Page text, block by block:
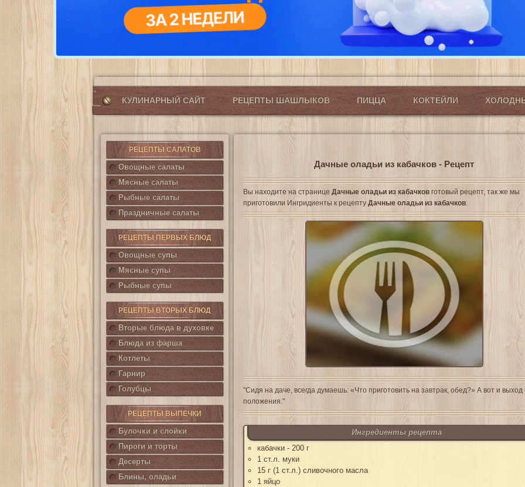
КУЛИНАРНЫЙ САЙТ РЕЦЕПТЫ ШАШЛЫКОВ ПИЦЦА КОКТЕЙЛИ
РЕЦЕПТЫ САЛАТОВ
Овощные салаты
Мясные салаты
Рыбные салаты
Праздничные салаты
РЕЦЕПТЫ ПЕРВЫХ БЛЮД
Овощные супы
Мясные супы
Рыбные супы
РЕЦЕПТЫ ВТОРЫХ БЛЮД
Вторые блюда в духовке
Блюда из фарша
Котлеты
Гарнир
Голубцы
РЕЦЕПТЫ ВЫПЕЧКИ
Булочки и слойки
Пироги и торты
Десерты
Блины, оладьи
Дачные оладьи из кабачков - Рецепт
Вы находите на странице Дачные оладьи из кабачков готовый рецепт, так же мы
приготовили Ингридиенты к рецепту Дачные оладьи из кабачков
"Сидя на даче, всегда думаешь: «Что приготовить на завтрак, обед?» А вот и выход
положения."
Ингредиенты рецепта
кабачки - 200 г
1 ст.л. муки
15 г (1 ст.л.) сливочного масла
1 яйцо